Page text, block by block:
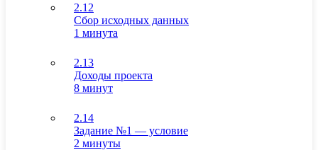
2.12
Сбор исходных данных
1 минута
2.13
Доходы проекта
8 минут
2.14
Задание №1 — условие
2 минуты